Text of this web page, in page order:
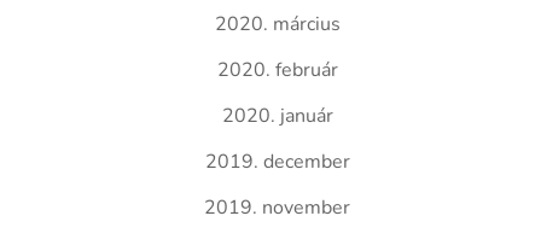
2020. március
2020. február
2020. január
2019. december
2019. november